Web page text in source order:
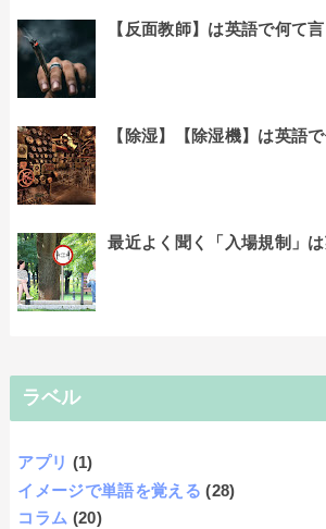
【反面教師】は英語で何て
【除湿】【除湿機】は英語
最近よく聞く「入場規制」
ラベル
アプリ (1)
イメージで単語を覚える (28)
コラム (20)